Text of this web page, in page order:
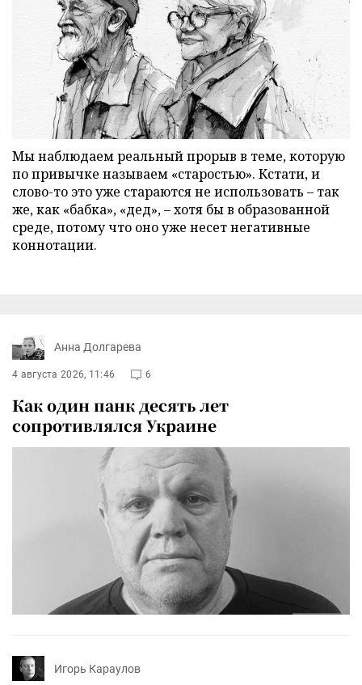
Мы наблюдаем реальный прорыв в теме, которую
по привычке называем «старостью». Кстати, и
слово-то это уже стараются не использовать – так
же, как «бабка», «дед», – хотя бы в образованной
среде, потому что оно уже несет негативные
коннотации.
Анна Долгарева
4 августа 2026, 11:46 6
Как один панк десять лет
сопротивлялся Украине
Игорь Караулов